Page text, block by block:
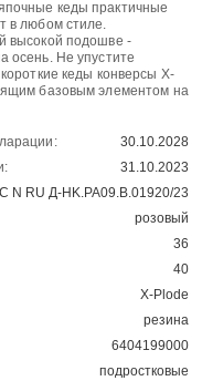
кеды практичные
в любом стиле.
высокой подошве -
осень. Не упустите
кеды конверсы X-
базовым элементом на
30.10.2028
31.10.2023
N RU Д-HK.РА09.В.01920/23
розовый
36
40
X-Plode
резина
6404199000
подростковые